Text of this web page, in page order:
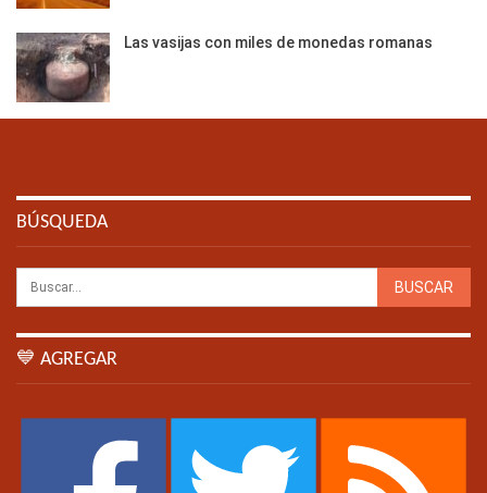
Las vasijas con miles de monedas romanas
BÚSQUEDA
💙 AGREGAR